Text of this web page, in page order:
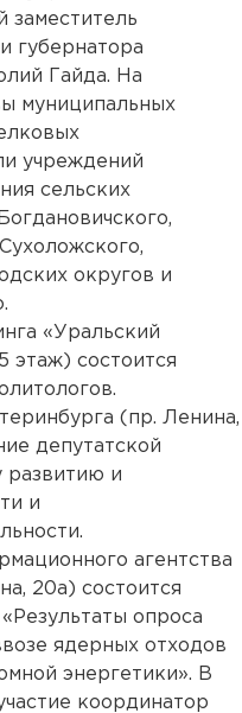
заместитель
губернатора
Гайда. На
муниципальных
учреждений
сельских
округов и
«Уральский
этаж) состоится
(пр. Ленина,
депутатской
развитию и
и
агентства
20а) состоится
опроса
ядерных отходов
энергетики». В
координатор